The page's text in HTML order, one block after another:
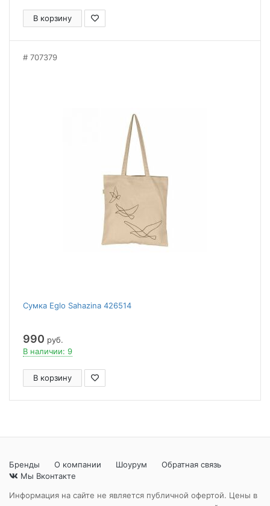
В корзину
707379
Сумка Eglo Sahazina 426514
990 руб.
В наличии: 9
В корзину
Бренды О компании Шоурум
Обратная связь
Мы Вконтакте
Информация на сайте не является публичной офертой. Цены в